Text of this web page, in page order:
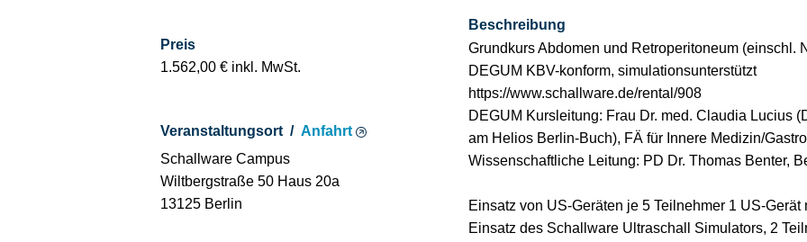
Preis
1.562,00 € inkl. MwSt.
Veranstaltungsort / Anfahrt
Schallware Campus
Wiltbergstraße 50 Haus 20a
13125 Berlin
Beschreibung
Grundkurs Abdomen und Retroperitoneum (einschl.
DEGUM KBV-konform, simulationsunterstützt
https://www.schallware.de/rental/908
DEGUM Kursleitung: Frau Dr. med. Claudia Lucius
am Helios Berlin-Buch), FÄ für Innere Medizin/
Wissenschaftliche Leitung: PD Dr. Thomas Benter,
Einsatz von US-Geräten je 5 Teilnehmer 1 US-Gerät
Einsatz des Schallware Ultraschall Simulators, 2